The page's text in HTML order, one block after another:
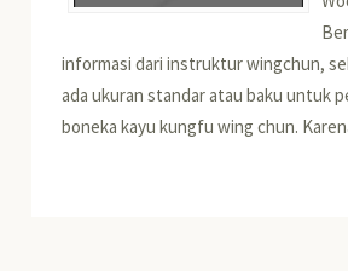
informasi dari instruktur wingchun,
ada ukuran standar atau baku untuk
boneka kayu kungfu wing chun.